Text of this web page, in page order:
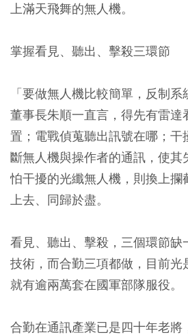
上滿天飛舞的無人機。
掌握看見、聽出、擊殺三環節
「要做無人機比較簡單，反制
董事長朱順一直言，得先有雷達
置；電戰偵蒐聽出訊號在哪；干
斷無人機與操作者的通訊，使其
怕干擾的光纖無人機，則換上攔
上去、同歸於盡。
看見、聽出、擊殺，三個環節缺
技術，而合勤三項都做，目前光
就有逾兩萬套在國軍部隊服役。
合勤在通訊產業已是四十年老將